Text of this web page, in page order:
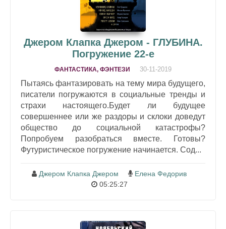
Джером Клапка Джером - ГЛУБИНА.
Погружение 22-е
ФАНТАСТИКА, ФЭНТЕЗИ 30-11-2019
Пытаясь фантазировать на тему мира будущего,
писатели погружаются в социальные тренды и
страхи настоящего.Будет ли будущее
совершеннее или же раздоры и склоки доведут
общество до социальной катастрофы?
Попробуем разобраться вместе. Готовы?
Футуристическое погружение начинается. Сод...
Джером Клапка Джером
Елена Федорив
05:25:27